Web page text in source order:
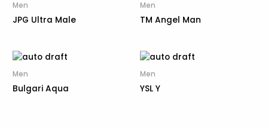
Men
JPG Ultra Male
Men
TM Angel Man
Men
Bulgari Aqua
Men
YSL Y